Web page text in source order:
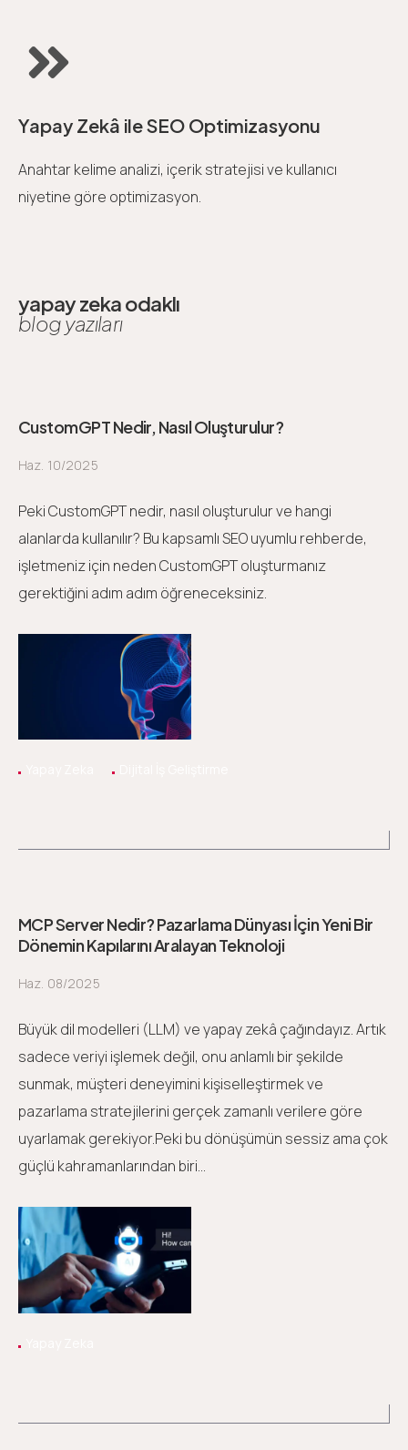
Yapay Zekâ ile SEO Optimizasyonu
Anahtar kelime analizi, içerik stratejisi ve kullanıcı
niyetine göre optimizasyon.
yapay zeka odaklı
blog yazıları
CustomGPT Nedir, Nasıl Oluşturulur?
Haz. 10/2025
Peki CustomGPT nedir, nasıl oluşturulur ve hangi
alanlarda kullanılır? Bu kapsamlı SEO uyumlu rehberde,
işletmeniz için neden CustomGPT oluşturmanız
gerektiğini adım adım öğreneceksiniz.
MCP Server Nedir? Pazarlama Dünyası İçin Yeni Bir
Dönemin Kapılarını Aralayan Teknoloji
Haz. 08/2025
Büyük dil modelleri (LLM) ve yapay zekâ çağındayız. Artık
sadece veriyi işlemek değil, onu anlamlı bir şekilde
sunmak, müşteri deneyimini kişiselleştirmek ve
pazarlama stratejilerini gerçek zamanlı verilere göre
uyarlamak gerekiyor.Peki bu dönüşümün sessiz ama çok
güçlü kahramanlarından biri...